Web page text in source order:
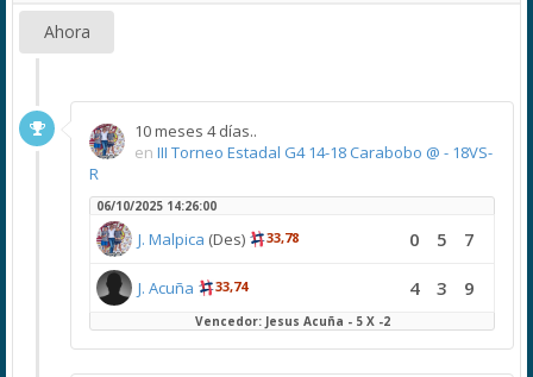
Ahora
10 meses 4 días..
en III Torneo Estadal G4 14-18 Carabobo @ - 18VS-
R
06/10/2025 14:26:00
J. Malpica (Des) 33,78 0 5 7
J. Acuña 33,74 4 3 9
Vencedor: Jesus Acuña - 5 X -2